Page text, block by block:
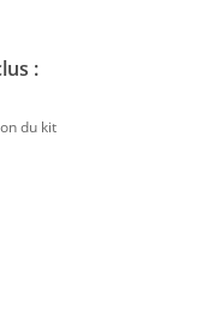
:
du kit